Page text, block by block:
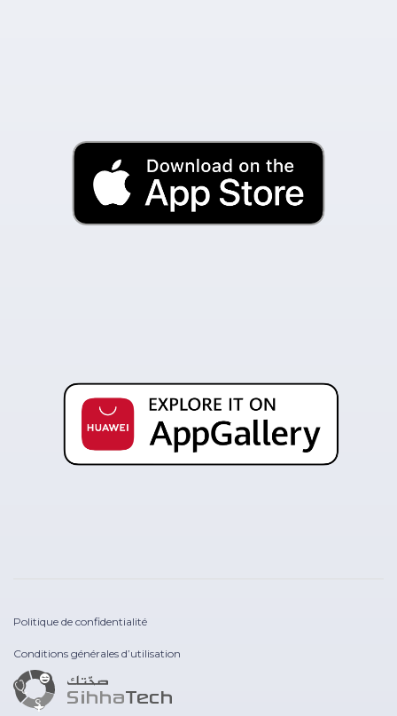
Politique de confidentialité
Conditions générales d’utilisation